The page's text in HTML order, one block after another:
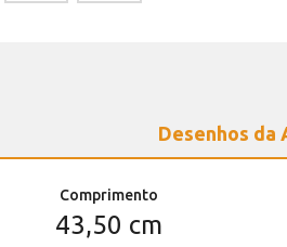
Desenhos da
Comprimento
43,50 cm